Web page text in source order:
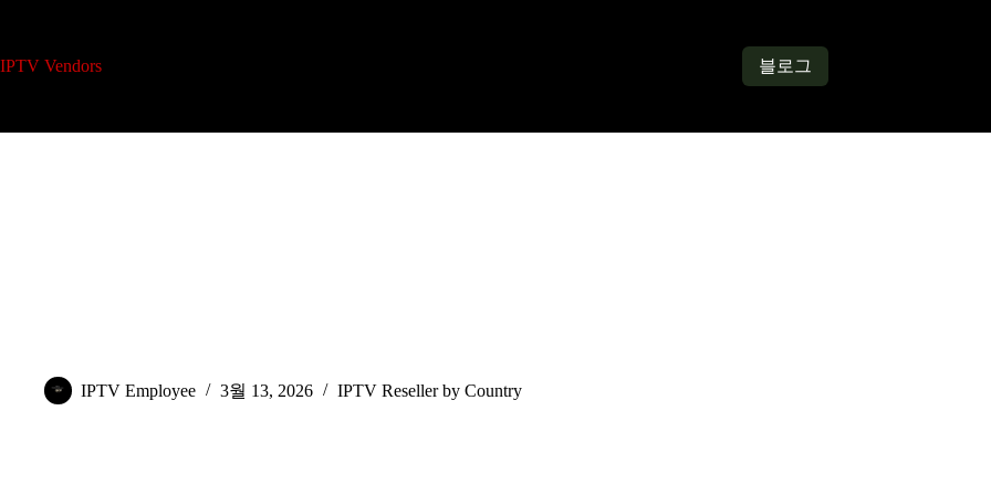
으
IPTV Vendors 블로그
IPTV Employee 3월 13, 2026 IPTV Reseller by Country